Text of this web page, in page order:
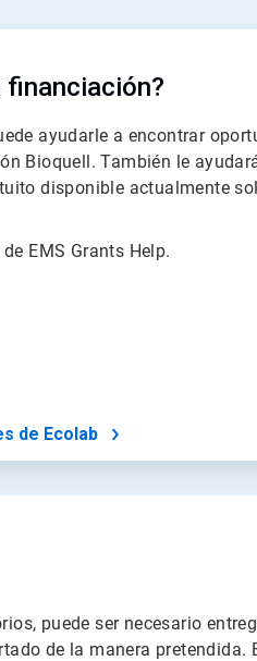
financiación?
ayudarle a encontrar
Bioquell. También le
disponible actualmente
EMS Grants Help.
de Ecolab
puede ser necesario
de la manera